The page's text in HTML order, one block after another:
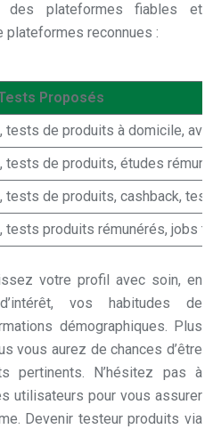
plateformes fiables et
plateformes reconnues :
Proposés
tests de produits à domicile,
tests de produits, études
tests de produits, cashback,
tests produits rémunérés, jobs
votre profil avec soin, en
vos habitudes de
démographiques. Plus
vous aurez de chances d’être
pertinents. N’hésitez pas à
utilisateurs pour vous assurer
Devenir testeur produits via